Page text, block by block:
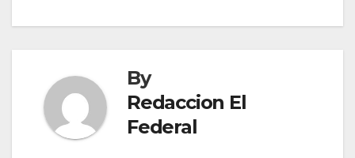
c
By
Redaccion El
Federal